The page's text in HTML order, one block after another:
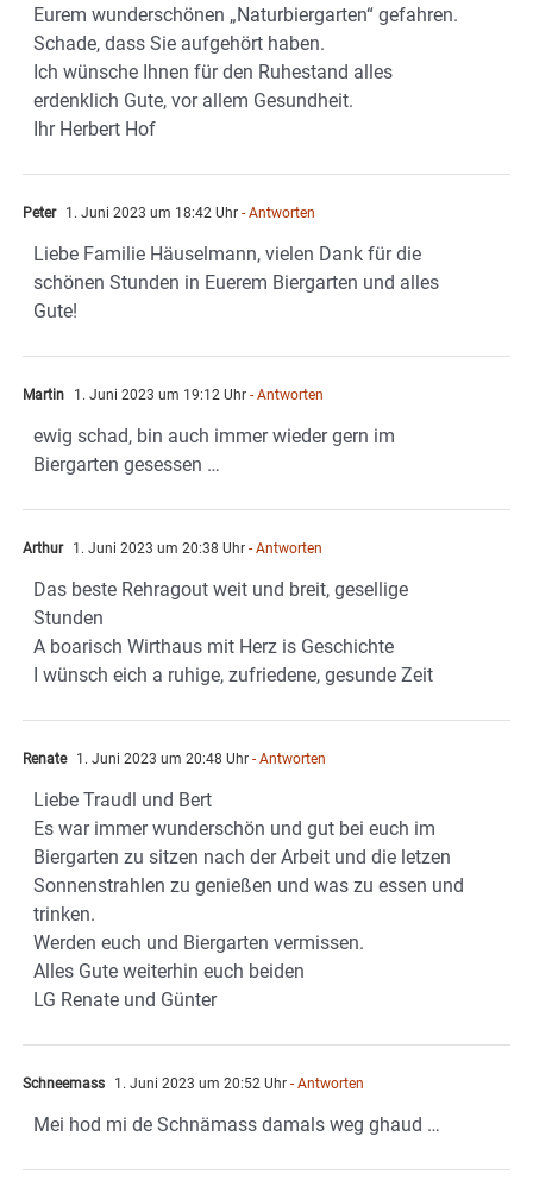
Eurem wunderschönen „Naturbiergarten“ gefahren.
Schade, dass Sie aufgehört haben.
Ich wünsche Ihnen für den Ruhestand alles
erdenklich Gute, vor allem Gesundheit.
Ihr Herbert Hof
Peter 1. Juni 2023 um 18:42 Uhr - Antworten
Liebe Familie Häuselmann, vielen Dank für die
schönen Stunden in Euerem Biergarten und alles
Gute!
Martin 1. Juni 2023 um 19:12 Uhr - Antworten
ewig schad, bin auch immer wieder gern im
Biergarten gesessen …
Arthur 1. Juni 2023 um 20:38 Uhr - Antworten
Das beste Rehragout weit und breit, gesellige
Stunden
A boarisch Wirthaus mit Herz is Geschichte
I wünsch eich a ruhige, zufriedene, gesunde Zeit
Renate 1. Juni 2023 um 20:48 Uhr - Antworten
Liebe Traudl und Bert
Es war immer wunderschön und gut bei euch im
Biergarten zu sitzen nach der Arbeit und die letzen
Sonnenstrahlen zu genießen und was zu essen und
trinken.
Werden euch und Biergarten vermissen.
Alles Gute weiterhin euch beiden
LG Renate und Günter
Schneemass 1. Juni 2023 um 20:52 Uhr - Antworten
Mei hod mi de Schnämass damals weg ghaud …